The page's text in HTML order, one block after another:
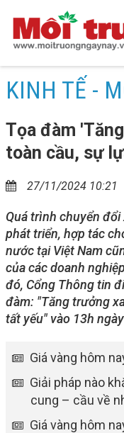
KINH TẾ -
Tọa đàm
toàn cầu, sự
27/11/2024 10:21
Quá trình chuyển
phát triển, hợp tác
nước tại Việt Nam
của các doanh
đó, Cổng Thông tin
đàm: "Tăng trưởng
tất yếu" vào 13h
Giá vàng hôm
Giải pháp nào
cung – cầu về
Giá vàng hôm